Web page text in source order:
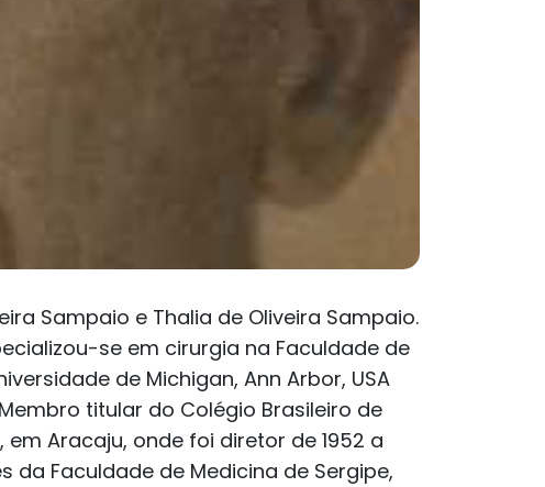
Sampaio e Thalia de Oliveira Sampaio.
se em cirurgia na Faculdade de
de Michigan, Ann Arbor, USA
titular do Colégio Brasileiro de
Aracaju, onde foi diretor de 1952 a
da Faculdade de Medicina de Sergipe,